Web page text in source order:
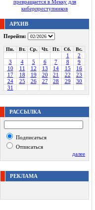
превращается в Мекку для
киберпреступников
АРХИВ
Перейти:
Пн. Вт. Ср. Чт. Пт. Сб. Вс.
1
2
3
4 5 6 7 8
9
10
11 12 13 14 15
16
17
18 19 20 21 22
23
24
25 26 27 28 29
30
31
РАССЫЛКА
Подписаться
Отписаться
далее
РЕКЛАМА